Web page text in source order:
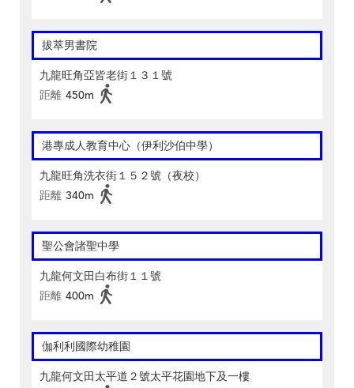
拔萃男書院
九龍旺角亞皆老街１３１號
距離 450m
港專成人教育中心（伊利沙伯中學）
九龍旺角洗衣街１５２號（夜校）
距離 340m
聖公會諸聖中學
九龍何文田白布街１１號
距離 400m
伽利利國際幼稚園
九龍何文田太平道２號太平花園地下及一樓